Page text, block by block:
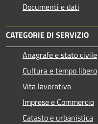
Documenti e dati
CATEGORIE DI SERVIZIO
Anagrafe e stato civile
Cultura e tempo libero
Vita lavorativa
Imprese e Commercio
Catasto e urbanistica